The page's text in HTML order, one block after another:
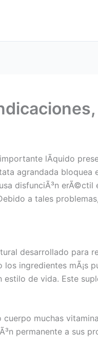
lÃ­quido
agrandada
disfunciÃ³n erÃ©ctil
a tales
desarrollado para
ingredientes mÃ¡s
de vida. Este
muchas
permanente a sus